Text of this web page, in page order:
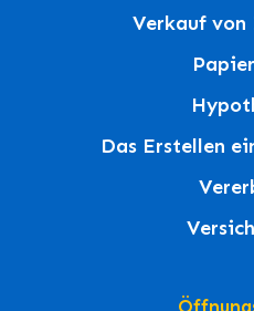
Verkauf
Das Erstellen